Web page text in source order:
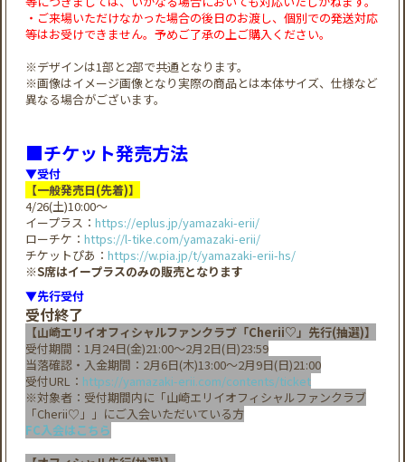
・ご来場いただけなかった場合の後日のお渡し、個別での発送対応
等はお受けできません。予めご了承の上ご購入ください。
※デザインは1部と2部で共通となります。
※画像はイメージ画像となり実際の商品とは本体サイズ、仕様など
異なる場合がございます。
■チケット発売方法
▼受付
【一般発売日(先着)】
4/26(土)10:00～
イープラス： https://eplus.jp/yamazaki-erii/
ローチケ： https://l-tike.com/yamazaki-erii/
チケットぴあ： https://w.pia.jp/t/yamazaki-erii-hs/
※S席はイープラスのみの販売となります
▼先行受付
受付終了
【山崎エリイオフィシャルファンクラブ「Cherii♡」先行(抽選)】
受付期間：1月24日(金)21:00～2月2日(日)23:59
当落確認・入金期間：2月6日(木)13:00～2月9日(日)21:00
受付URL： https://yamazaki-erii.com/contents/ticket
※対象者：受付期間内に「山崎エリイオフィシャルファンクラブ
「Cherii♡」」にご入会いただいている方
FC入会はこちら